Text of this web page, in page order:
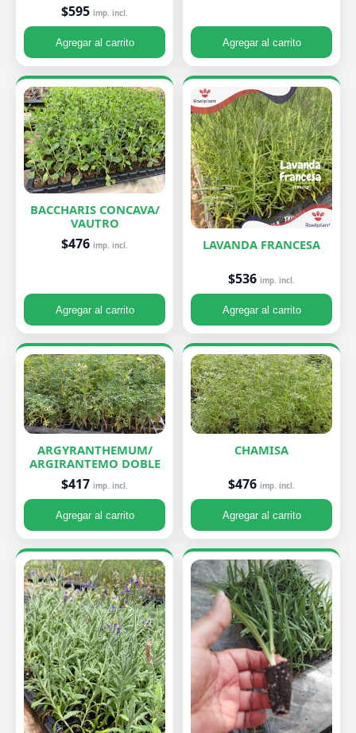
$595 imp. incl.
Agregar al carrito Agregar al carrito
BACCHARIS CONCAVA/
VAUTRO
$476 imp. incl.
Agregar al carrito
LAVANDA FRANCESA
$536 imp. incl.
Agregar al carrito
ARGYRANTHEMUM/
ARGIRANTEMO DOBLE
$417 imp. incl.
Agregar al carrito
CHAMISA
$476 imp. incl.
Agregar al carrito